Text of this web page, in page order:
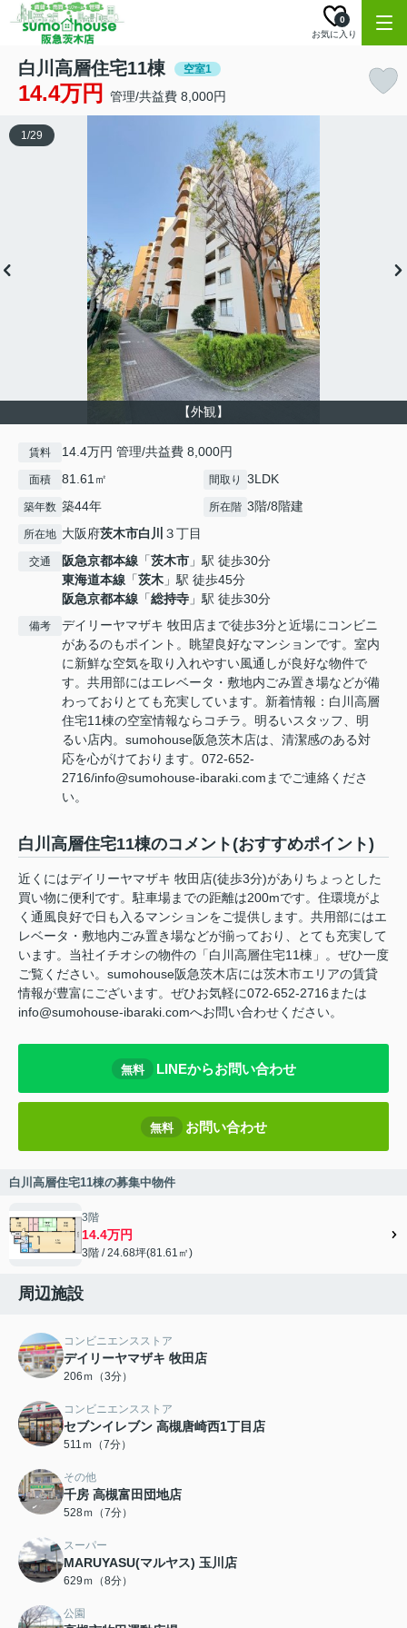
お気に入り
0
白川高層住宅11棟 空室1
14.4万円 管理/共益費 8,000円
【外観】
1/29
賃料 14.4万円 管理/共益費 8,000円
面積 81.61㎡ 間取り 3LDK
築年数 築44年 所在階 3階/8階建
所在地 大阪府茨木市白川 ３丁目
交通 阪急京都本線 「茨木市 」駅 徒歩30分
東海道本線 「茨木 」駅 徒歩45分
阪急京都本線 「総持寺 」駅 徒歩30分
備考
デイリーヤマザキ 牧田店まで徒歩3分と近場にコンビニ
があるのもポイント。眺望良好なマンションです。室内
に新鮮な空気を取り入れやすい風通しが良好な物件で
す。共用部にはエレベータ・敷地内ごみ置き場などが備
わっておりとても充実しています。新着情報：白川高層
住宅11棟の空室情報ならコチラ。明るいスタッフ、明
るい店内。sumohouse阪急茨木店は、清潔感のある対
応を心がけております。072-652-
2716/info@sumohouse-ibaraki.comまでご連絡くださ
い。
白川高層住宅11棟のコメント(おすすめポイント)
近くにはデイリーヤマザキ 牧田店(徒歩3分)がありちょっとした
買い物に便利です。駐車場までの距離は200mです。住環境がよ
く通風良好で日も入るマンションをご提供します。共用部にはエ
レベータ・敷地内ごみ置き場などが揃っており、とても充実して
います。当社イチオシの物件の「白川高層住宅11棟」。ぜひ一度
ご覧ください。sumohouse阪急茨木店には茨木市エリアの賃貸
情報が豊富にございます。ぜひお気軽に072-652-2716または
info@sumohouse-ibaraki.comへお問い合わせください。
無料 LINEからお問い合わせ
無料 お問い合わせ
白川高層住宅11棟の募集中物件
3階
14.4万円
3階 / 24.68坪(81.61㎡)
周辺施設
コンビニエンスストア
デイリーヤマザキ 牧田店
206ｍ（3分）
コンビニエンスストア
セブンイレブン 高槻唐崎西1丁目店
511ｍ（7分）
その他
千房 高槻富田団地店
528ｍ（7分）
スーパー
MARUYASU(マルヤス) 玉川店
629ｍ（8分）
公園